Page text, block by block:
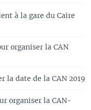
à la gare du Caire
organiser la CAN
la date de la CAN 2019
organiser la CAN-